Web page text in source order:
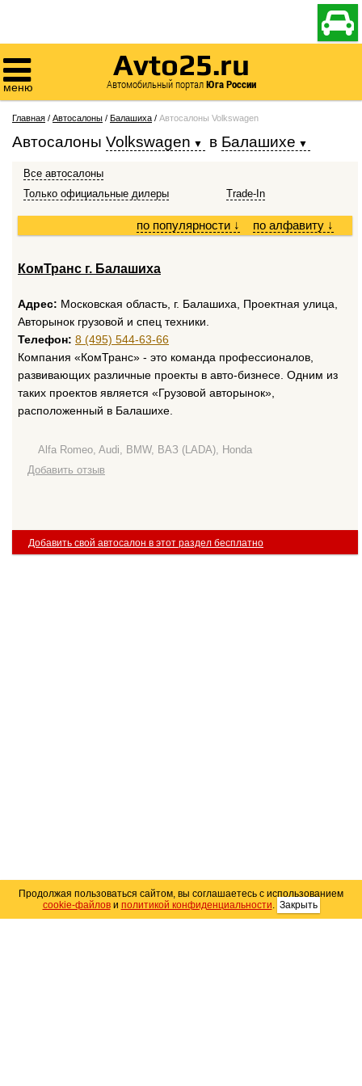


меню
Avto25.ru
Автомобильный порталЮга России
Главная / Автосалоны / Балашиха / Автосалоны Volkswagen
Автосалоны Volkswagen в Балашихе
Все автосалоны
Только официальные дилеры
Trade-In
по алфавиту ↓
по популярности ↓
КомТранс г. Балашиха
Адрес: Московская область, г. Балашиха, Проектная улица,
Авторынок грузовой и спец техники.
Телефон: 8 (495) 544-63-66
Компания «КомТранс» - это команда профессионалов,
развивающих различные проекты в авто-бизнесе. Одним из
таких проектов является «Грузовой авторынок»,
расположенный в Балашихе.
Alfa Romeo, Audi, BMW, ВАЗ (LADA), Honda
Добавить отзыв
Добавить свой автосалон в этот раздел бесплатно
Продолжая пользоваться сайтом, вы соглашаетесь с использованием
cookie-файлови политикой конфиденциальности. Закрыть